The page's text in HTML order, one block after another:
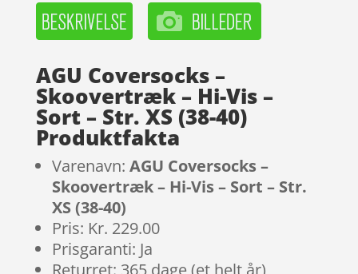
AGU Coversocks –
Skoovertræk – Hi-Vis –
Sort – Str. XS (38-40)
Produktfakta
Varenavn: AGU Coversocks –
Skoovertræk – Hi-Vis – Sort – Str.
XS (38-40)
Pris: Kr. 229.00
Prisgaranti: Ja
Returret: 365 dage (et helt år)